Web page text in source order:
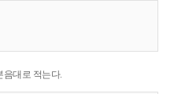
음대로 적는다.